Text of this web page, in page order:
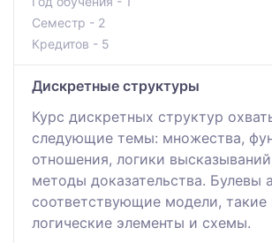
Семестр - 2
Кредитов - 5
Дискретные структуры
Курс дискретных структур
следующие темы: множества,
отношения, логики
методы доказательства. Булевы
соответствующие модели, такие
логические элементы и схемы.